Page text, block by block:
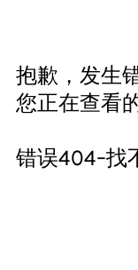
抱歉，发生
您正在查看
错误404-找